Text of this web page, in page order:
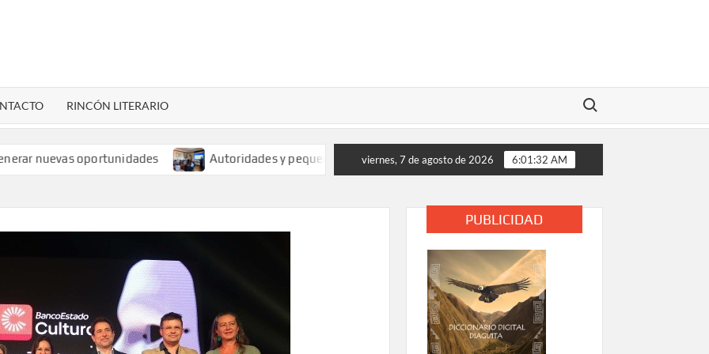
RINCÓN LITERARIO
Buscar:
oportunidades Autoridades y pequeños mineros analizan medidas de apoyo tras daños provocados por el
viernes, 7 de agosto de 2026 6:01:33 AM
PUBLICIDAD